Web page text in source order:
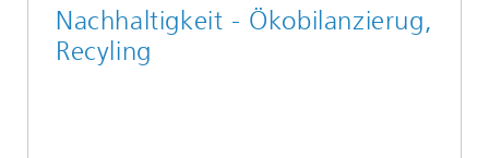
Nachhaltigkeit - Ökobilanzierug,
Recyling